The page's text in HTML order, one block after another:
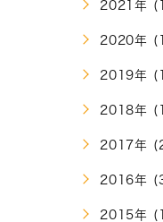
2021年
2020年
2019年
2018年
2017年
2016年
2015年